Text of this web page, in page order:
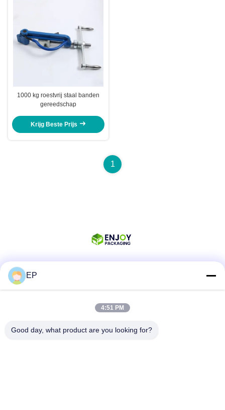
1000 kg roestvrij staal banden
gereedschap
Krijg Beste Prijs
1
Snel contact
EP
4:51 PM
Good day, what product are you looking for?